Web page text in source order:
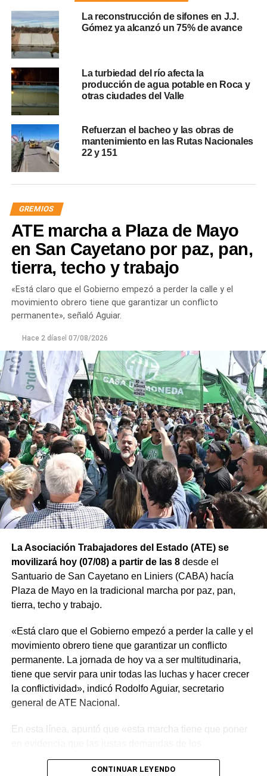
La reconstrucción de sifones en J.J.
Gómez ya alcanzó un 75% de avance
La turbiedad del río afecta la
producción de agua potable en Roca y
otras ciudades del Valle
Refuerzan el bacheo y las obras de
mantenimiento en las Rutas Nacionales
22 y 151
GREMIOS
ATE marcha a Plaza de Mayo
en San Cayetano por paz, pan,
tierra, techo y trabajo
«Está claro que el Gobierno empezó a perder la calle y el
movimiento obrero tiene que garantizar un conflicto
permanente», señaló Aguiar.
Hace 2 díasel 07/08/2026
La Asociación Trabajadores del Estado (ATE) se
movilizará hoy (07/08) a partir de las 8desde el
Santuario de San Cayetano en Liniers (CABA) hacía
Plaza de Mayo en la tradicional marcha por paz, pan,
tierra, techo y trabajo.
«Está claro que el Gobierno empezó a perder la calle y el
movimiento obrero tiene que garantizar un conflicto
permanente. La jornada de hoy va a ser multitudinaria,
tiene que servir para unir todas las luchas y hacer crecer
la conflictividad», indicó Rodolfo Aguiar, secretario
general de ATE Nacional.
En esta línea, apuntó que «esta marcha tiene que poner
trabajadores, jubilados y los sectores populares no
encuentran respuestas, y que el gobierno es el exclusivo
CONTINUAR LEYENDO